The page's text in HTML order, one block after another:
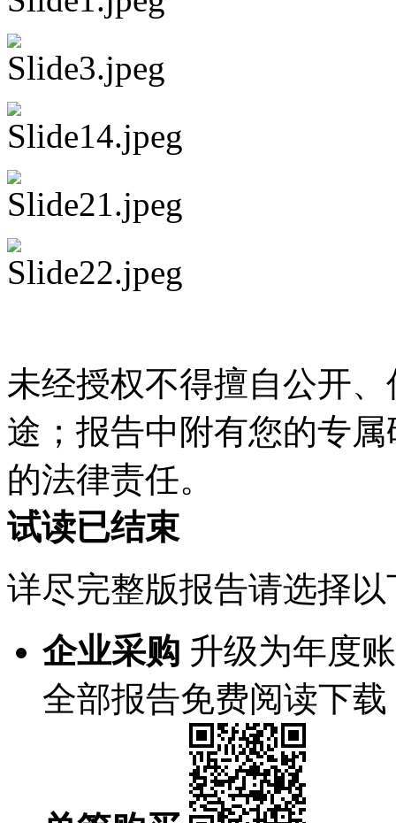
未经授权不得擅自公开
途；报告中附有您的专
的法律责任。
试读已结束
详尽完整版报告请选择
企业采购 升级为年度
全部报告免费阅读下载